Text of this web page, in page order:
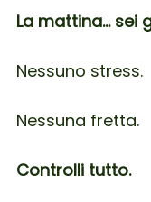
La mattina… sei
Nessuno stress.
Nessuna fretta.
Controlli tutto.